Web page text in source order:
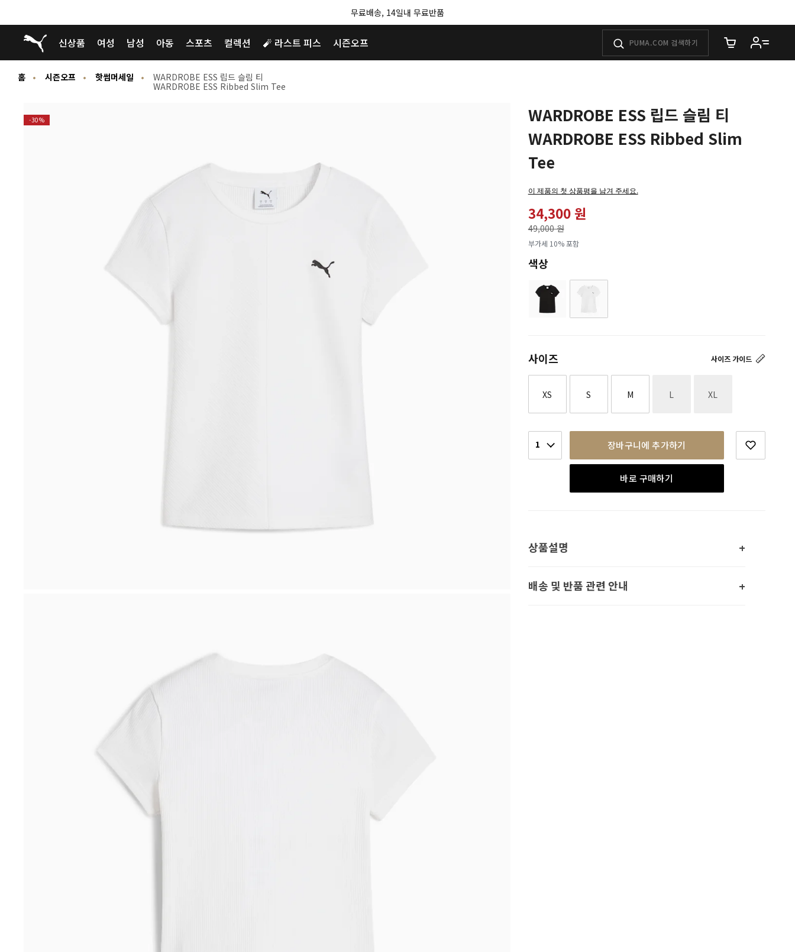
무료배송, 14일내 무료반품
푸마 홈
신상품 여성 남성 아동 스포츠 컬렉션 🧨 라스트 피스 시즌오프 장바구니에 담은
홈 시즌오프 핫썸머세일
WARDROBE ESS 립드 슬림 티
WARDROBE ESS Ribbed Slim Tee
-30%
WARDROBE ESS 립드 슬림 티
WARDROBE ESS Ribbed Slim
Tee
이 제품의 첫 상품평을 남겨 주세요.
34,300 원
49,000 원
로
부가세 10% 포함
색상
사이즈 가이드
사이즈
XS S M L XL
1 장바구니에 추가하기
바로 구매하기
상품설명
배송 및 반품 관련 안내